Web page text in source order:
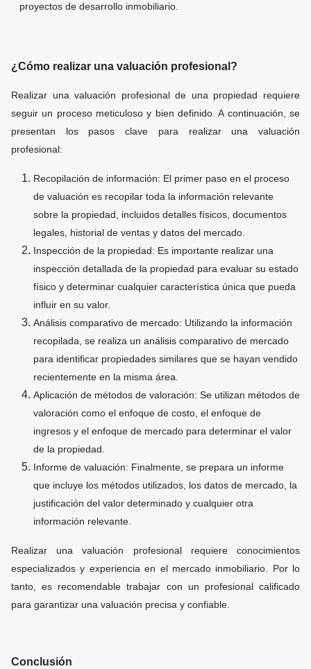
proyectos de desarrollo inmobiliario.
¿Cómo realizar una valuación profesional?
Realizar una valuación profesional de una propiedad requiere
seguir un proceso meticuloso y bien definido. A continuación, se
presentan los pasos clave para realizar una valuación
profesional:
Recopilación de información: El primer paso en el proceso
de valuación es recopilar toda la información relevante
sobre la propiedad, incluidos detalles físicos, documentos
legales, historial de ventas y datos del mercado.
Inspección de la propiedad: Es importante realizar una
inspección detallada de la propiedad para evaluar su estado
físico y determinar cualquier característica única que pueda
influir en su valor.
Análisis comparativo de mercado: Utilizando la información
recopilada, se realiza un análisis comparativo de mercado
para identificar propiedades similares que se hayan vendido
recientemente en la misma área.
Aplicación de métodos de valoración: Se utilizan métodos de
valoración como el enfoque de costo, el enfoque de
ingresos y el enfoque de mercado para determinar el valor
de la propiedad.
Informe de valuación: Finalmente, se prepara un informe
que incluye los métodos utilizados, los datos de mercado, la
justificación del valor determinado y cualquier otra
información relevante.
Realizar una valuación profesional requiere conocimientos
especializados y experiencia en el mercado inmobiliario. Por lo
tanto, es recomendable trabajar con un profesional calificado
para garantizar una valuación precisa y confiable.
Conclusión